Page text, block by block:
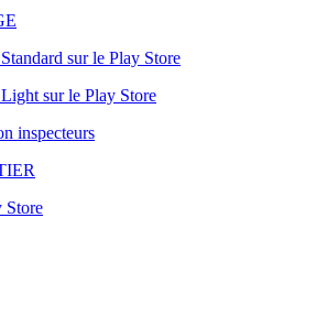
sur le Play Store
sur le Play Store
inspecteurs
Store